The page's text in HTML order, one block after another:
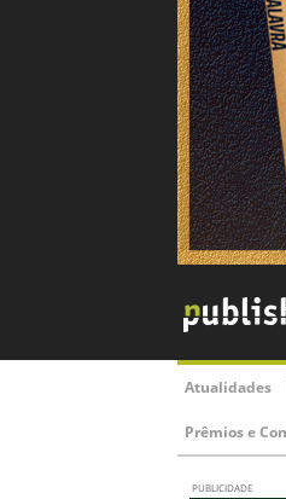
Atualidades
Prêmios e
PUBLICIDADE